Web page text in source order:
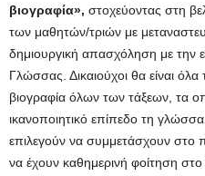
βιογραφία», στοχεύοντας στη
των μαθητών/τριών με
δημιουργική απασχόληση με την
Γλώσσας. Δικαιούχοι θα είναι όλα
βιογραφία όλων των τάξεων, τα
ικανοποιητικό επίπεδο τη
επιλεγούν να συμμετάσχουν
να έχουν καθημερινή φοίτηση